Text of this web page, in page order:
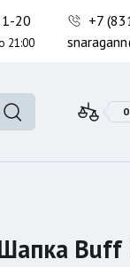
20
21:00
+7
0
Buff